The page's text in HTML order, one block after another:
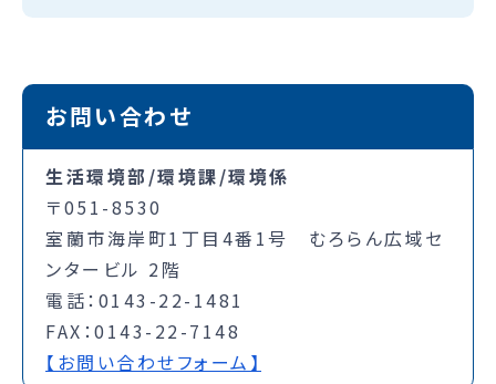
お問い合わせ
生活環境部/環境課/環境係
〒051-8530
室蘭市海岸町1丁目4番1号 むろらん広域セ
ンタービル 2階
電話：0143-22-1481
FAX：0143-22-7148
【お問い合わせフォーム】